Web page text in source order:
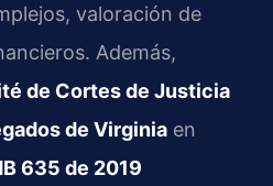
valoración de
Además,
de Cortes de Justicia
de Virginia en
635 de 2019